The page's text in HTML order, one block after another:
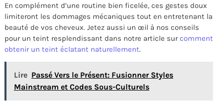
En complément d’une routine bien ficelée, ces gestes doux
limiteront les dommages mécaniques tout en entretenant la
beauté de vos cheveux. Jetez aussi un œil à nos conseils
pour un teint resplendissant dans notre article surcomment
obtenir un teint éclatant naturellement.
Lire Passé Vers le Présent: Fusionner Styles
Mainstream et Codes Sous-Culturels